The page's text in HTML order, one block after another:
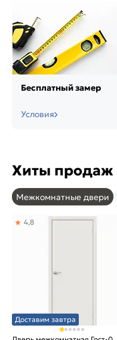
Бесплатный замер
Условия
Хиты продаж
Межкомнатные двери
Доставим завтра
4,8